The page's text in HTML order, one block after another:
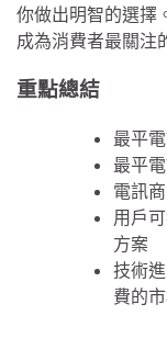
你做出明智的選擇
成為消費者最關注
重點總結
最平
最平
電訊
用戶
方案
技術
費的